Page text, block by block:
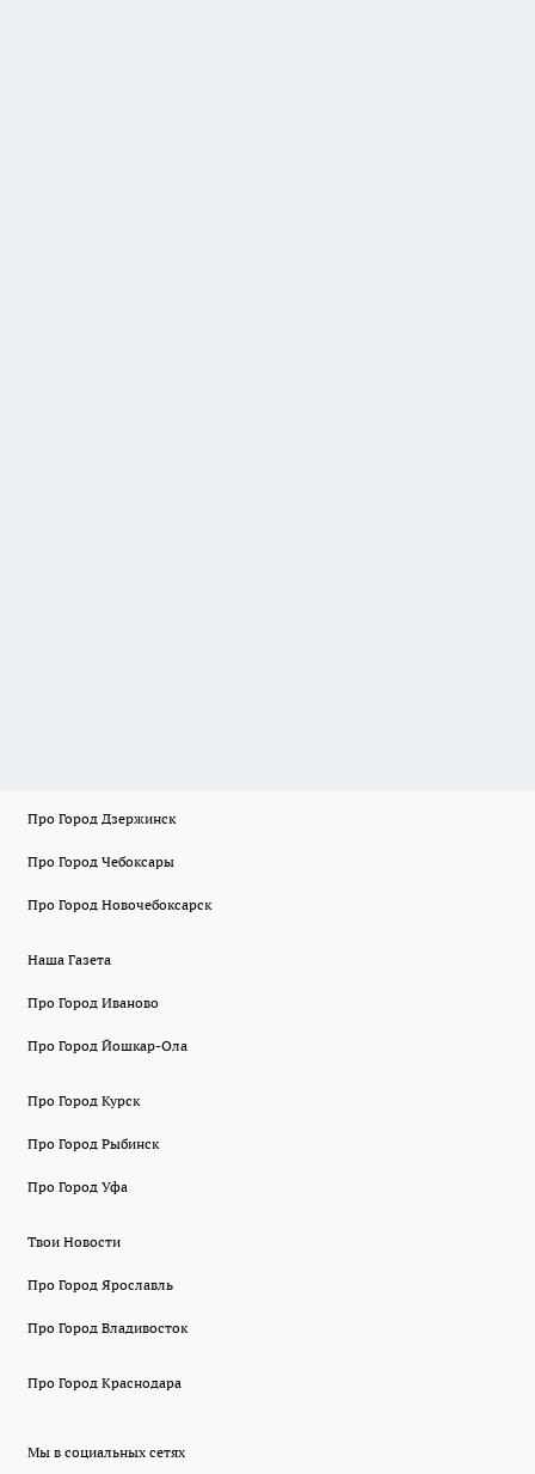
Про Город Дзержинск
Про Город Чебоксары
Про Город Новочебоксарск
Наша Газета
Про Город Иваново
Про Город Йошкар-Ола
Про Город Курск
Про Город Рыбинск
Про Город Уфа
Твои Новости
Про Город Ярославль
Про Город Владивосток
Про Город Краснодара
Мы в социальных сетях